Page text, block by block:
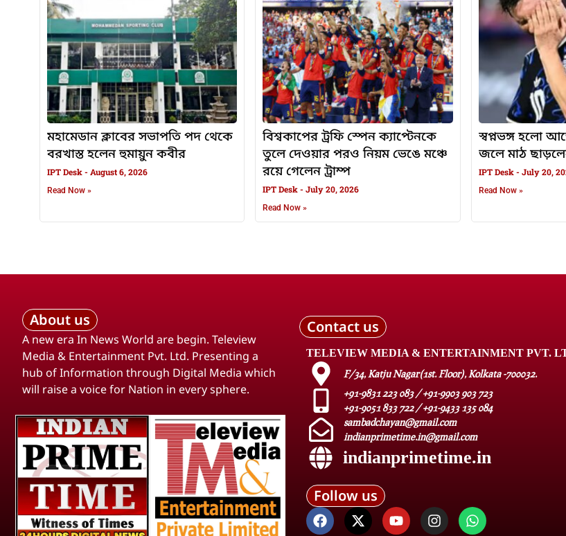
মহামেডান ক্লাবের সভাপতি পদ থেকে
বরখাস্ত হলেন হুমায়ুন কবীর
IPT Desk August 6, 2026
Read Now »
বিশ্বকাপের ট্রফি স্পেন ক্যাপ্টেনকে
তুলে দেওয়ার পরও নিয়ম ভেঙে মঞ্চে
রয়ে গেলেন ট্রাম্প
IPT Desk July 20, 2026
Read Now »
স্বপ্নভঙ্গ হলো
জলে মাঠ
IPT Desk July 20,
Read Now »
About us
A new era In News World are begin. Teleview
Media & Entertainment Pvt. Ltd. Presenting a
hub of Information through Digital Media which
will raise a voice for Nation in every sphere.
Contact us
TELEVIEW MEDIA & ENTERTAINMENT PVT.
F/34, Katju Nagar(1st. Floor), Kolkata -700032.
+91-9831 223 083 / +91-9903 903 723
+91-9051 833 722 / +91-9433 135 084
sambadchayan@gmail.com
indianprimetime.in@gmail.com
indianprimetime.in
Follow us